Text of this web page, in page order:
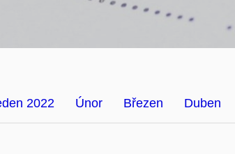
2022 Únor Březen Duben